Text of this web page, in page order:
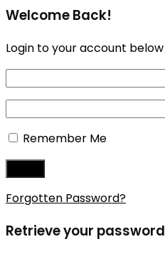
Welcome Back!
Login to your account below
Remember Me
Forgotten Password?
Retrieve your password